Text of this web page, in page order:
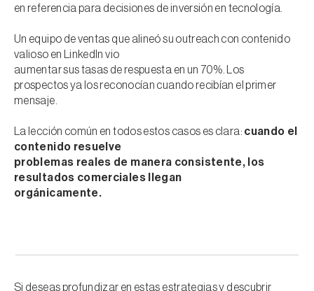
en referencia para decisiones de inversión en tecnología.
Un equipo de ventas que alineó su outreach con contenido
valioso en LinkedIn vio
aumentar sus tasas de respuesta en un 70%. Los
prospectos ya los reconocían cuando recibían el primer
mensaje.
La lección común en todos estos casos es clara: cuando el
contenido resuelve
problemas reales de manera consistente, los
resultados comerciales llegan
orgánicamente.
Si deseas profundizar en estas estrategias y descubrir